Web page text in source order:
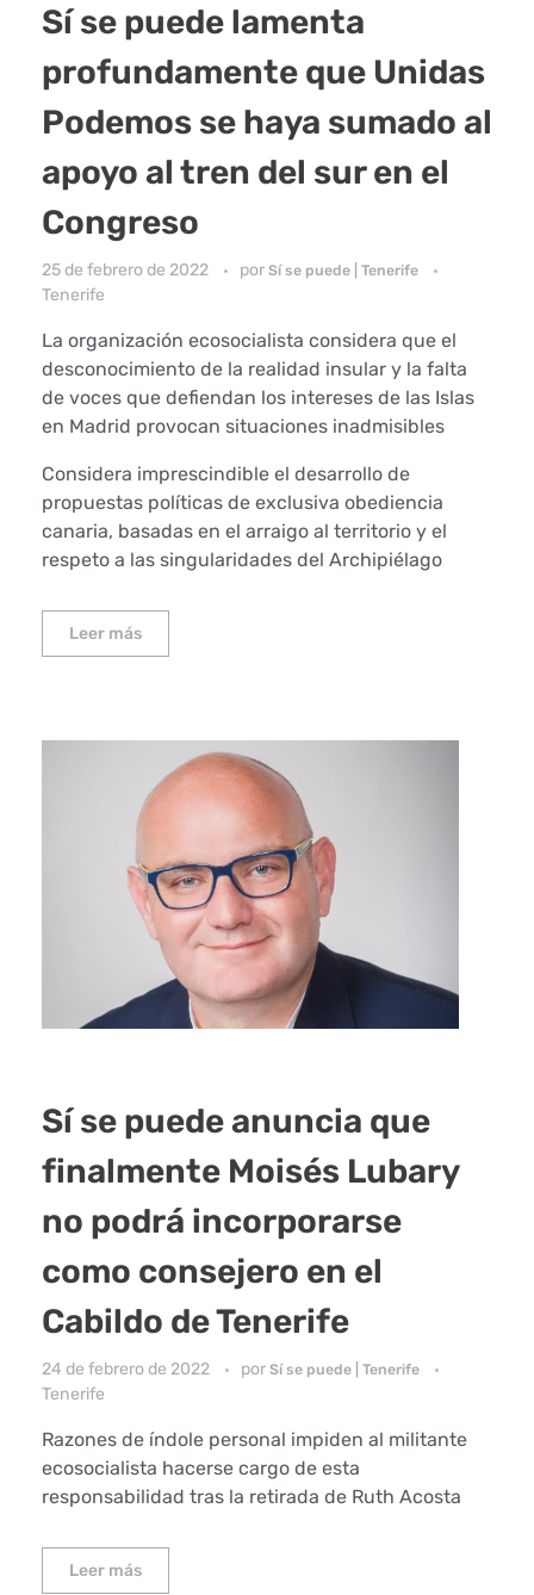
Sí se puede lamenta
profundamente que Unidas
Podemos se haya sumado al
apoyo al tren del sur en el
Congreso
25 de febrero de 2022 por Sí se puede | Tenerife
Tenerife
La organización ecosocialista considera que el
desconocimiento de la realidad insular y la falta
de voces que defiendan los intereses de las Islas
en Madrid provocan situaciones inadmisibles
Considera imprescindible el desarrollo de
propuestas políticas de exclusiva obediencia
canaria, basadas en el arraigo al territorio y el
respeto a las singularidades del Archipiélago
Leer más
Sí se puede anuncia que
finalmente Moisés Lubary
no podrá incorporarse
como consejero en el
Cabildo de Tenerife
24 de febrero de 2022 por Sí se puede | Tenerife
Tenerife
Razones de índole personal impiden al militante
ecosocialista hacerse cargo de esta
responsabilidad tras la retirada de Ruth Acosta
Leer más